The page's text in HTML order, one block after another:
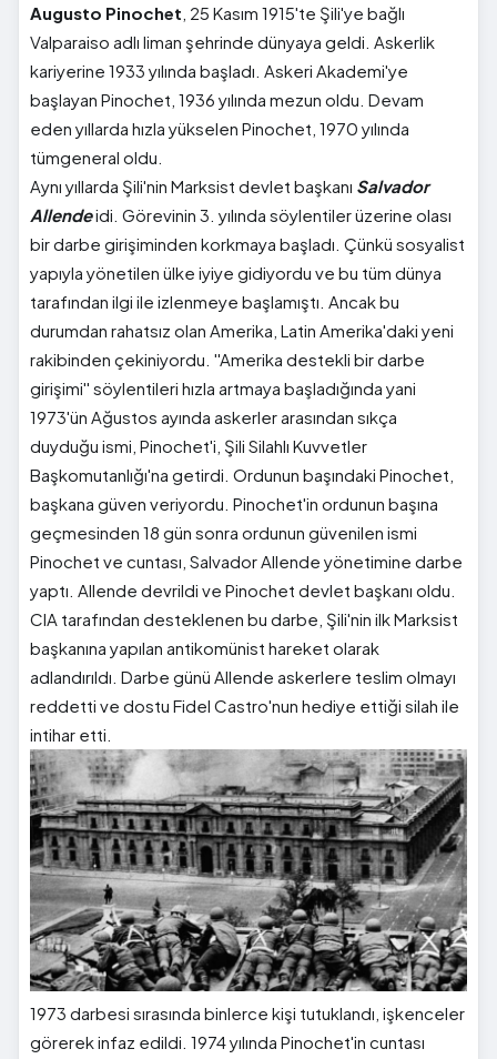
Augusto Pinochet , 25 Kasım 1915'te Şili'ye bağlı
Valparaiso adlı liman şehrinde dünyaya geldi. Askerlik
kariyerine 1933 yılında başladı. Askeri Akademi'ye
başlayan Pinochet, 1936 yılında mezun oldu. Devam
eden yıllarda hızla yükselen Pinochet, 1970 yılında
tümgeneral oldu.
Aynı yıllarda Şili'nin Marksist devlet başkanı Salvador
Allendeidi. Görevinin 3. yılında söylentiler üzerine olası
bir darbe girişiminden korkmaya başladı. Çünkü sosyalist
yapıyla yönetilen ülke iyiye gidiyordu ve bu tüm dünya
tarafından ilgi ile izlenmeye başlamıştı. Ancak bu
durumdan rahatsız olan Amerika, Latin Amerika'daki yeni
rakibinden çekiniyordu. ''Amerika destekli bir darbe
girişimi'' söylentileri hızla artmaya başladığında yani
1973'ün Ağustos ayında askerler arasından sıkça
duyduğu ismi, Pinochet'i, Şili Silahlı Kuvvetler
Başkomutanlığı'na getirdi. Ordunun başındaki Pinochet,
başkana güven veriyordu. Pinochet'in ordunun başına
geçmesinden 18 gün sonra ordunun güvenilen ismi
Pinochet ve cuntası, Salvador Allende yönetimine darbe
yaptı. Allende devrildi ve Pinochet devlet başkanı oldu.
CIA tarafından desteklenen bu darbe, Şili'nin ilk Marksist
başkanına yapılan antikomünist hareket olarak
adlandırıldı. Darbe günü Allende askerlere teslim olmayı
reddetti ve dostu Fidel Castro'nun hediye ettiği silah ile
intihar etti.
1973 darbesi sırasında binlerce kişi tutuklandı, işkenceler
görerek infaz edildi. 1974 yılında Pinochet'in cuntası